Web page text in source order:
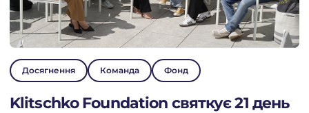
Досягнення Команда Фонд
Klitschko Foundation святкує 21 день